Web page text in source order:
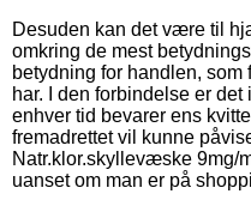
Desuden kan det være til
omkring de mest
betydning for handlen,
har. I den forbindelse er
enhver tid bevarer ens
fremadrettet vil kunne
Natr.klor.skyllevæske 9mg/
uanset om man er på